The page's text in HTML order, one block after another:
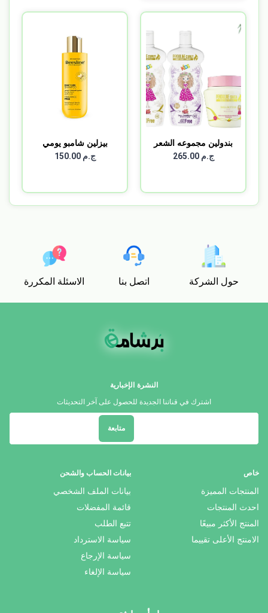
بندولين مجموعه الشعر
ال...ج.م 265.00
بيزلين شامبو يومي
للشعر...ج.م 150.00
حول الشركة اتصل بنا الاسئلة المكررة
خاص
المنتجات المميزة
احدث المنتجات
المنتج الأكثر مبيعًا
الامنتج الأعلى تقييما
بيانات الحساب والشحن
بيانات الملف الشخصي
قائمة المفضلات
تتبع الطلب
سياسة الاسترداد
سياسة الإرجاع
سياسة الإلغاء
النشرة الإخبارية
اشترك في قناتنا الجديدة للحصول على آخر التحديثات
متابعة